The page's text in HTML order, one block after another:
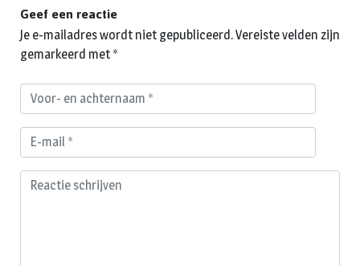
Geef een reactie
Je e-mailadres wordt niet gepubliceerd.Vereiste velden zijn
gemarkeerd met *